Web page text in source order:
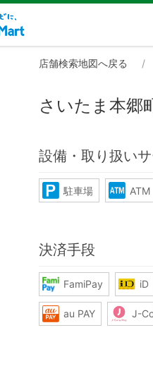
店舗検索地図へ戻る
さいたま本郷
設備・取り扱い
駐車場 ATM
決済手段
FamiPay iD
au PAY J-